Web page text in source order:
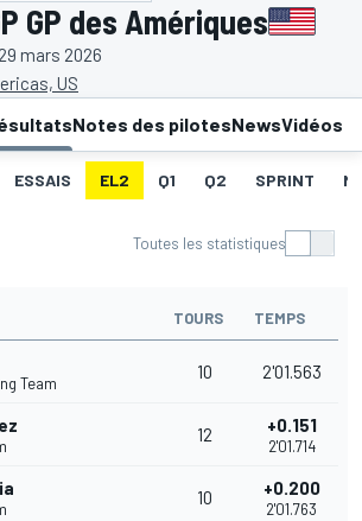
GP des Amériques
mars 2026
US
Notes des pilotesNewsVidéos
ESSAIS EL2 Q1 Q2 SPRINT
Toutes les statistiques
TOURS TEMPS
Team
10 2'01.563
12 +0.151
2'01.714
10 +0.200
2'01.763